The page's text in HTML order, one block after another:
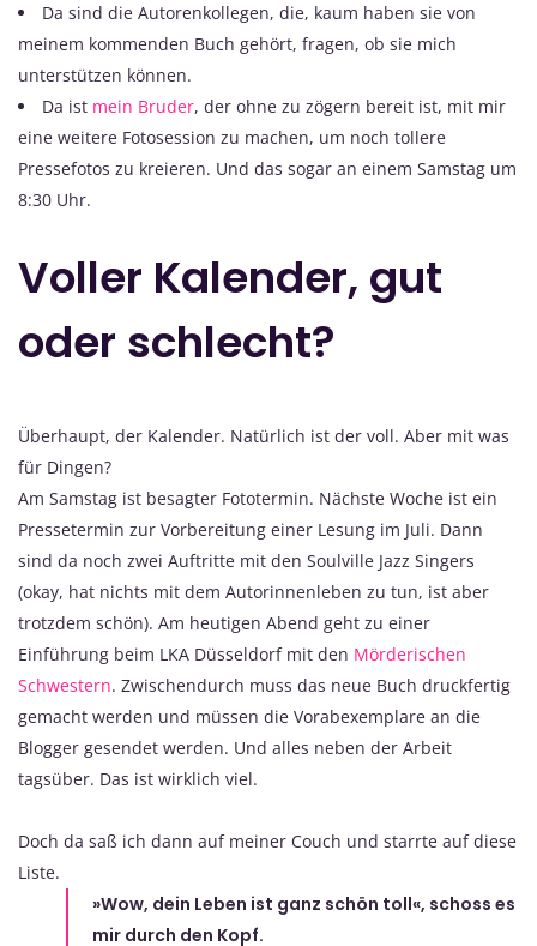
Da sind die Autorenkollegen, die, kaum haben sie von
meinem kommenden Buch gehört, fragen, ob sie mich
unterstützen können.
Da ist mein Bruder, der ohne zu zögern bereit ist, mit mir
eine weitere Fotosession zu machen, um noch tollere
Pressefotos zu kreieren. Und das sogar an einem Samstag um
8:30 Uhr.
Voller Kalender, gut
oder schlecht?
Überhaupt, der Kalender. Natürlich ist der voll. Aber mit was
für Dingen?
Am Samstag ist besagter Fototermin. Nächste Woche ist ein
Pressetermin zur Vorbereitung einer Lesung im Juli. Dann
sind da noch zwei Auftritte mit den Soulville Jazz Singers
(okay, hat nichts mit dem Autorinnenleben zu tun, ist aber
trotzdem schön). Am heutigen Abend geht zu einer
Einführung beim LKA Düsseldorf mit den Mörderischen
Schwestern. Zwischendurch muss das neue Buch druckfertig
gemacht werden und müssen die Vorabexemplare an die
Blogger gesendet werden. Und alles neben der Arbeit
tagsüber. Das ist wirklich viel.
Doch da saß ich dann auf meiner Couch und starrte auf diese
Liste.
»Wow, dein Leben ist ganz schön toll«, schoss es
mir durch den Kopf.